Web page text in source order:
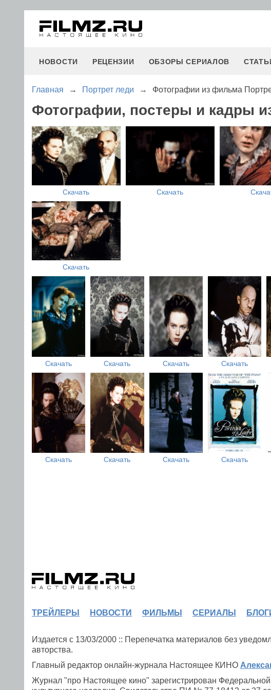
НОВОСТИ РЕЦЕНЗИИ ОБЗОРЫ СЕРИАЛОВ
Главная → Портрет леди → Фотографии из фильма
Фотографии, постеры и кадры
Скачать Скачать
Скачать
Скачать Скачать Скачать Скачать
Скачать Скачать Скачать Скачать
ТРЕЙЛЕРЫ НОВОСТИ ФИЛЬМЫ СЕРИАЛЫ
Издается с 13/03/2000 :: Перепечатка материалов без
авторства.
Главный редактор онлайн-журнала Настоящее КИНО
Журнал "про Настоящее кино" зарегистрирован